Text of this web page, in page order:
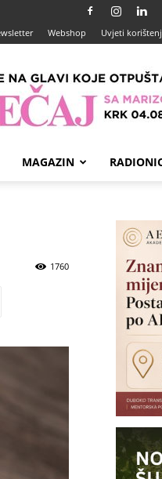
Webshop Uvjeti
MAGAZIN
1760